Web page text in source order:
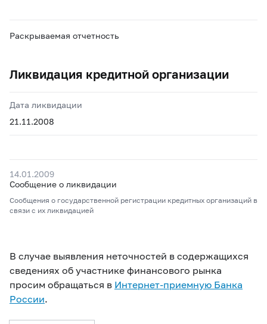
Раскрываемая отчетность
Ликвидация кредитной организации
Дата ликвидации
21.11.2008
14.01.2009
Сообщение о ликвидации
Сообщения о государственной регистрации кредитных организаций в
связи с их ликвидацией
В случае выявления неточностей в содержащихся
сведениях об участнике финансового рынка
просим обращаться в Интернет-приемную Банка
России.